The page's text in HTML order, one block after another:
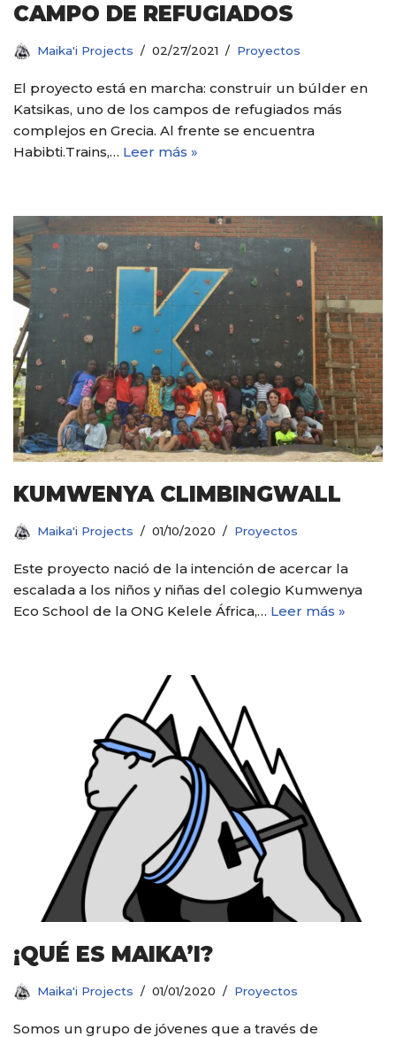
CAMPO DE REFUGIADOS
Maika'i Projects 02/27/2021 Proyectos
El proyecto está en marcha: construir un búlder en
Katsikas, uno de los campos de refugiados más
complejos en Grecia. Al frente se encuentra
Habibti.Trains,… Leer más »
KUMWENYA CLIMBINGWALL
Maika'i Projects 01/10/2020 Proyectos
Este proyecto nació de la intención de acercar la
escalada a los niños y niñas del colegio Kumwenya
Eco School de la ONG Kelele África,… Leer más »
¡QUÉ ES MAIKA’I?
Maika'i Projects 01/01/2020 Proyectos
Somos un grupo de jóvenes que a través de